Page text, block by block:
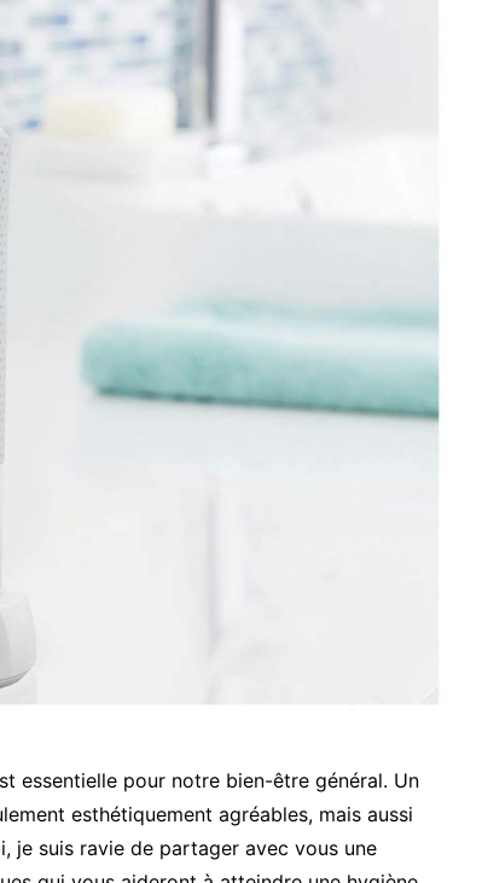
essentielle pour notre bien-être général. Un
esthétiquement agréables, mais aussi
je suis ravie de partager avec vous une